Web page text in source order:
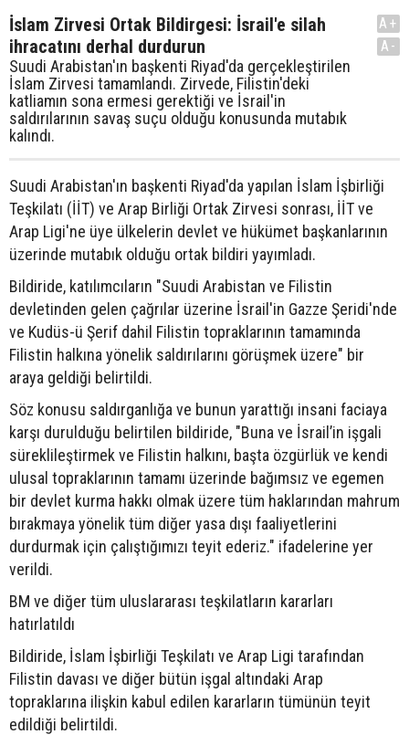
İslam Zirvesi Ortak Bildirgesi: İsrail'e silah
ihracatını derhal durdurun
Suudi Arabistan'ın başkenti Riyad'da gerçekleştirilen
İslam Zirvesi tamamlandı. Zirvede, Filistin'deki
katliamın sona ermesi gerektiği ve İsrail'in
saldırılarının savaş suçu olduğu konusunda mutabık
kalındı.
A+
A-
Suudi Arabistan'ın başkenti Riyad'da yapılan İslam İşbirliği
Teşkilatı (İİT) ve Arap Birliği Ortak Zirvesi sonrası, İİT ve
Arap Ligi'ne üye ülkelerin devlet ve hükümet başkanlarının
üzerinde mutabık olduğu ortak bildiri yayımladı.
Bildiride, katılımcıların "Suudi Arabistan ve Filistin
devletinden gelen çağrılar üzerine İsrail'in Gazze Şeridi'nde
ve Kudüs-ü Şerif dahil Filistin topraklarının tamamında
Filistin halkına yönelik saldırılarını görüşmek üzere" bir
araya geldiği belirtildi.
Söz konusu saldırganlığa ve bunun yarattığı insani faciaya
karşı durulduğu belirtilen bildiride, "Buna ve İsrail’in işgali
süreklileştirmek ve Filistin halkını, başta özgürlük ve kendi
ulusal topraklarının tamamı üzerinde bağımsız ve egemen
bir devlet kurma hakkı olmak üzere tüm haklarından mahrum
bırakmaya yönelik tüm diğer yasa dışı faaliyetlerini
durdurmak için çalıştığımızı teyit ederiz." ifadelerine yer
verildi.
BM ve diğer tüm uluslararası teşkilatların kararları
hatırlatıldı
Bildiride, İslam İşbirliği Teşkilatı ve Arap Ligi tarafından
Filistin davası ve diğer bütün işgal altındaki Arap
topraklarına ilişkin kabul edilen kararların tümünün teyit
edildiği belirtildi.